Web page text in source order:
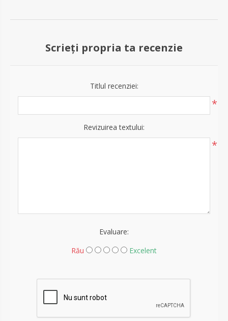
Scrieți propria ta recenzie
Titlul recenziei:
*
Revizuirea textului:
*
Evaluare:
Rău
Excelent